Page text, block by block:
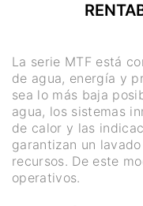
La serie MTF está
de agua, energía y
sea lo más baja
agua, los sistemas
de calor y las
garantizan un
recursos. De este
operativos.